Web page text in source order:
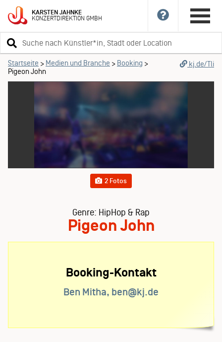
KARSTENJAHNKE
KONZERTDIREKTIONGMBH
Suchbegriff
eingeben
Startseite > Medien und Branche > Booking >
Pigeon John
kj.de/Tli
2 Fotos
Genre: HipHop & Rap
Pigeon John
Booking-Kontakt
Ben Mitha, ben@kj.de